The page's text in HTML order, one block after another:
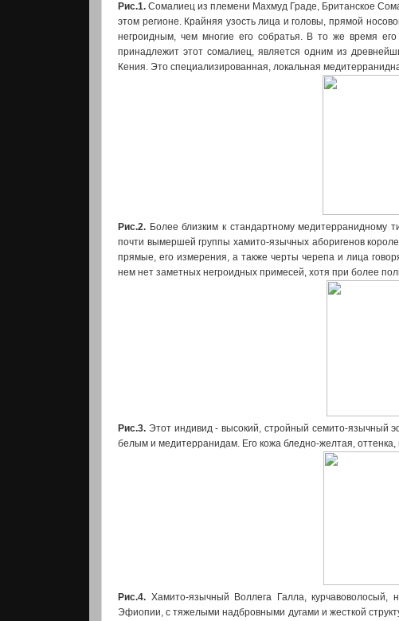
Рис.1. Сомалиец из племени Махмуд Граде, Британское
этом регионе. Крайняя узость лица и головы, прямой
негроидным, чем многие его собратья. В то же время
принадлежит этот сомалиец, является одним из
Кения. Это специализированная, локальная
Рис.2. Более близким к стандартному медитерранидному
почти вымершей группы хамито-язычных аборигенов
прямые, его измерения, а также черты черепа и лица
нем нет заметных негроидных примесей, хотя при более
Рис.3. Этот индивид - высокий, стройный семито-язычный
белым и медитерранидам. Его кожа бледно-желтая,
Рис.4. Хамито-язычный Воллега Галла,
Эфиопии, с тяжелыми надбровными дугами и жесткой